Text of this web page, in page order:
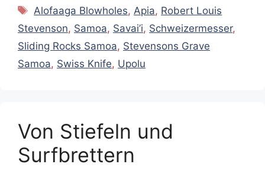
Schlagwörter
Alofaaga Blowholes,Apia, Robert Louis
Stevenson, Samoa, Savai’i, Schweizermesser,
Sliding Rocks Samoa, Stevensons Grave
Samoa, Swiss Knife, Upolu
Von Stiefeln und
Surfbrettern